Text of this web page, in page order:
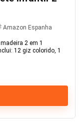
Amazon Espanha
2 em 1
12 giz colorido, 1